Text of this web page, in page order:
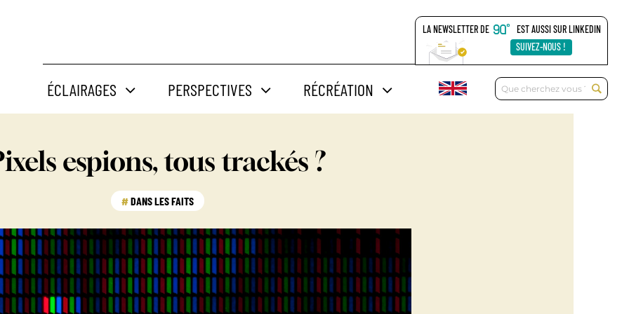
ÉCLAIRAGES PERSPECTIVES RÉCRÉATION Rechercher:
LA NEWSLETTER DE
EST AUSSI SUR LINKEDIN
SUIVEZ-NOUS !
espions, tous trackés ?
DANS LES FAITS